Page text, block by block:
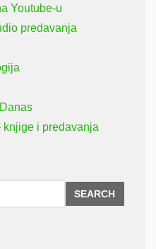
Youtube-u
predavanja
i predavanja
SEARCH